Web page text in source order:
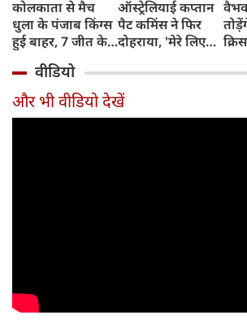
कोलकाता से मैच
धुला के पंजाब किंग्स
हुई बाहर, 7 जीत के
ऑस्ट्रेलियाई कप्तान
पैट कमिंस ने फिर
दोहराया, 'मेरे लिए
वीडियो
और भी वीडियो देखें